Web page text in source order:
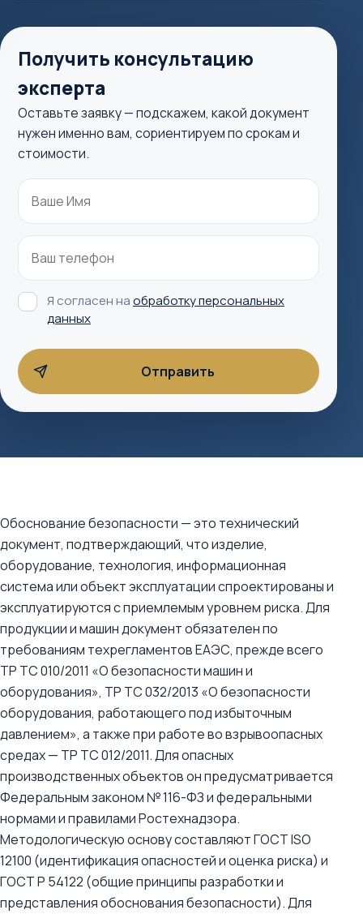
Получить консультацию
эксперта
Оставьте заявку — подскажем, какой документ
нужен именно вам, сориентируем по срокам и
стоимости.
Я согласен наобработку персональных
данных
Обоснование безопасности — это технический
документ, подтверждающий, что изделие,
оборудование, технология, информационная
система или объект эксплуатации спроектированы и
эксплуатируются с приемлемым уровнем риска. Для
продукции и машин документ обязателен по
требованиям техрегламентов ЕАЭС, прежде всего
ТР ТС 010/2011 «О безопасности машин и
оборудования», ТР ТС 032/2013 «О безопасности
оборудования, работающего под избыточным
давлением», а также при работе во взрывоопасных
средах — ТР ТС 012/2011. Для опасных
производственных объектов он предусматривается
Федеральным законом № 116-ФЗ и федеральными
нормами и правилами Ростехнадзора.
Методологическую основу составляют ГОСТ ISO
12100 (идентификация опасностей и оценка риска) и
ГОСТ Р 54122 (общие принципы разработки и
представления обоснования безопасности). Для